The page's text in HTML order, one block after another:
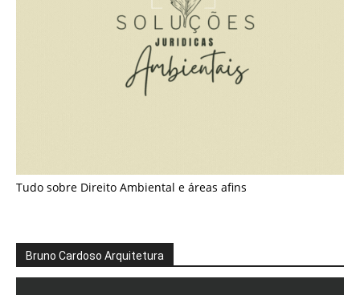
Tudo sobre Direito Ambiental e áreas afins
Bruno Cardoso Arquitetura